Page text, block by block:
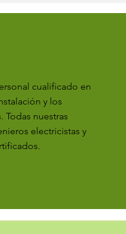
cualificado en
y los
Todas nuestras
electricistas y